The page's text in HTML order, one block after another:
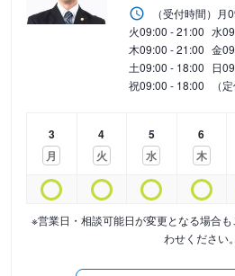
（受付時間） 月
火09:00 - 21:00 水
木09:00 - 21:00 金
土09:00 - 18:00 日
祝09:00 - 18:00 （
3
月
4
火
5
水
6
木
※営業日・相談可能日が変更となる場合
わせください。